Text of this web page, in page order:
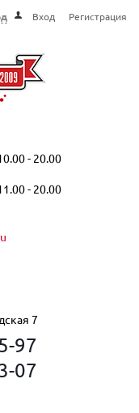
Вход Регистрация
- 20.00
- 20.00
7
97
07